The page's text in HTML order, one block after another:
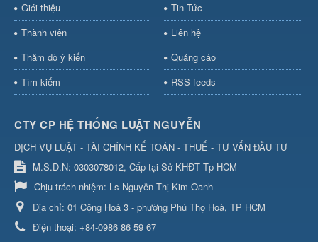
Giới thiệu
Tin Tức
Thành viên
Liên hệ
Thăm dò ý kiến
Quảng cáo
Tìm kiếm
RSS-feeds
CTY CP HỆ THỐNG LUẬT NGUYỄN
DỊCH VỤ LUẬT - TÀI CHÍNH KẾ TOÁN - THUẾ - TƯ VẤN ĐẦU TƯ
M.S.D.N: 0303078012, Cấp tại Sở KHĐT Tp HCM
Chịu trách nhiệm: Ls Nguyễn Thị Kim Oanh
Địa chỉ: 01 Cộng Hoà 3 - phường Phú Thọ Hoà, TP HCM
Điện thoại: +84-0986 86 59 67